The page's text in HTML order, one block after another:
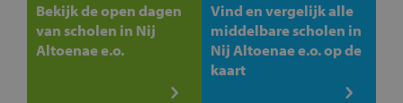
Bekijk de open dagen
van scholen in Nij
Altoenae e.o.
Vind en vergelijk alle
middelbare scholen in
Nij Altoenae e.o. op de
kaart